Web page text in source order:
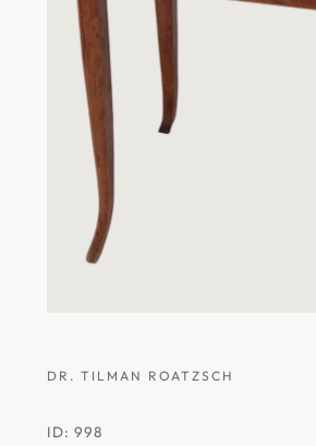
DR. TILMAN ROATZSCH
ID: 998